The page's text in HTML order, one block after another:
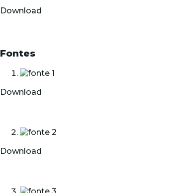
Download
Fontes
Download
Download